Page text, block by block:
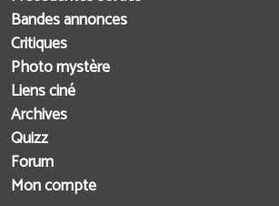
Bandes annonces
Critiques
Photo mystère
Liens ciné
Archives
Quizz
Forum
Mon compte